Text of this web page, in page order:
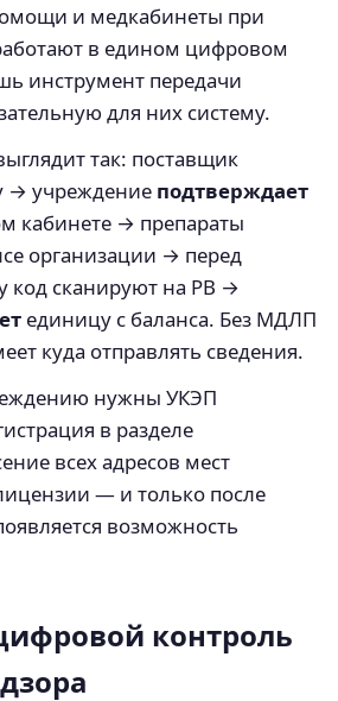
и медкабинеты при
в едином цифровом
инструмент передачи
для них систему.
так: поставщик
→ учреждение подтверждает
кабинете → препараты
организации → перед
код сканируют на РВ →
единицу с баланса. Без МДЛП
куда отправлять сведения.
нужны УКЭП
в разделе
всех адресов мест
— и только после
возможность
контроль